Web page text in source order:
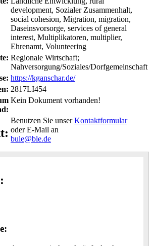
development, Sozialer Zusammenhalt,
social cohesion, Migration, migration,
Daseinsvorsorge, services of general
interest, Multiplikatoren, multiplier,
Ehrenamt, Volunteering
Regionale Wirtschaft;
Nahversorgung/Soziales/Dorfgemeinschaft
https://kganschar.de/
2817LI454
Kein Dokument vorhanden!
Benutzen Sie unserKontaktformular
oder E-Mail an
bule@ble.de